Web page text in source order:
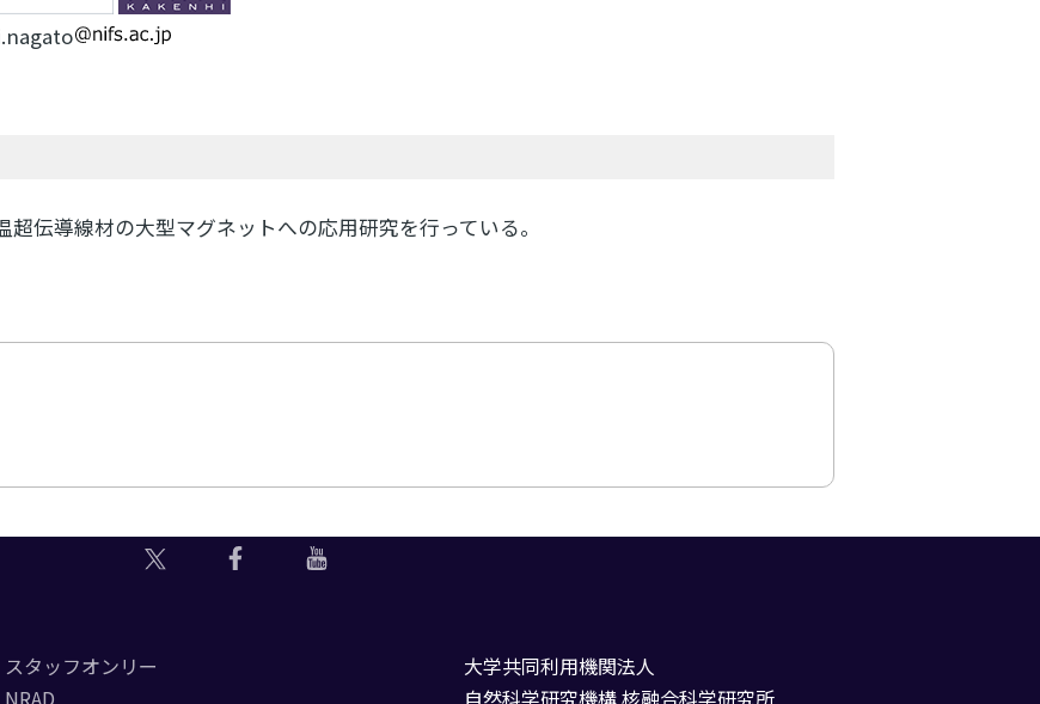
伝導線材の大型マグネットへの応用研究を行っている。
スタッフオンリー
NRAD
大学共同利用機関法人
自然科学研究機構 核融合科学研究所